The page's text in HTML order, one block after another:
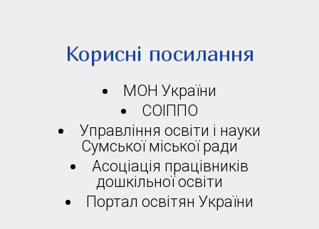
Корисні посилання
МОН України
СОІППО
Управління освіти і науки
Сумської міської ради
Асоціація працівників
дошкільної освіти
Портал освітян України